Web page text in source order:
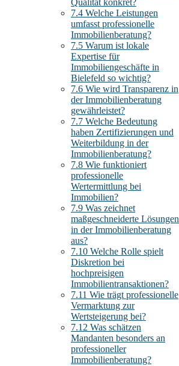
Qualität konkret?
7.4 Welche Leistungen
umfasst professionelle
Immobilienberatung?
7.5 Warum ist lokale
Expertise für
Immobiliengeschäfte in
Bielefeld so wichtig?
7.6 Wie wird Transparenz in
der Immobilienberatung
gewährleistet?
7.7 Welche Bedeutung
haben Zertifizierungen und
Weiterbildung in der
Immobilienberatung?
7.8 Wie funktioniert
professionelle
Wertermittlung bei
Immobilien?
7.9 Was zeichnet
maßgeschneiderte Lösungen
in der Immobilienberatung
aus?
7.10 Welche Rolle spielt
Diskretion bei
hochpreisigen
Immobilientransaktionen?
7.11 Wie trägt professionelle
Vermarktung zur
Wertsteigerung bei?
7.12 Was schätzen
Mandanten besonders an
professioneller
Immobilienberatung?